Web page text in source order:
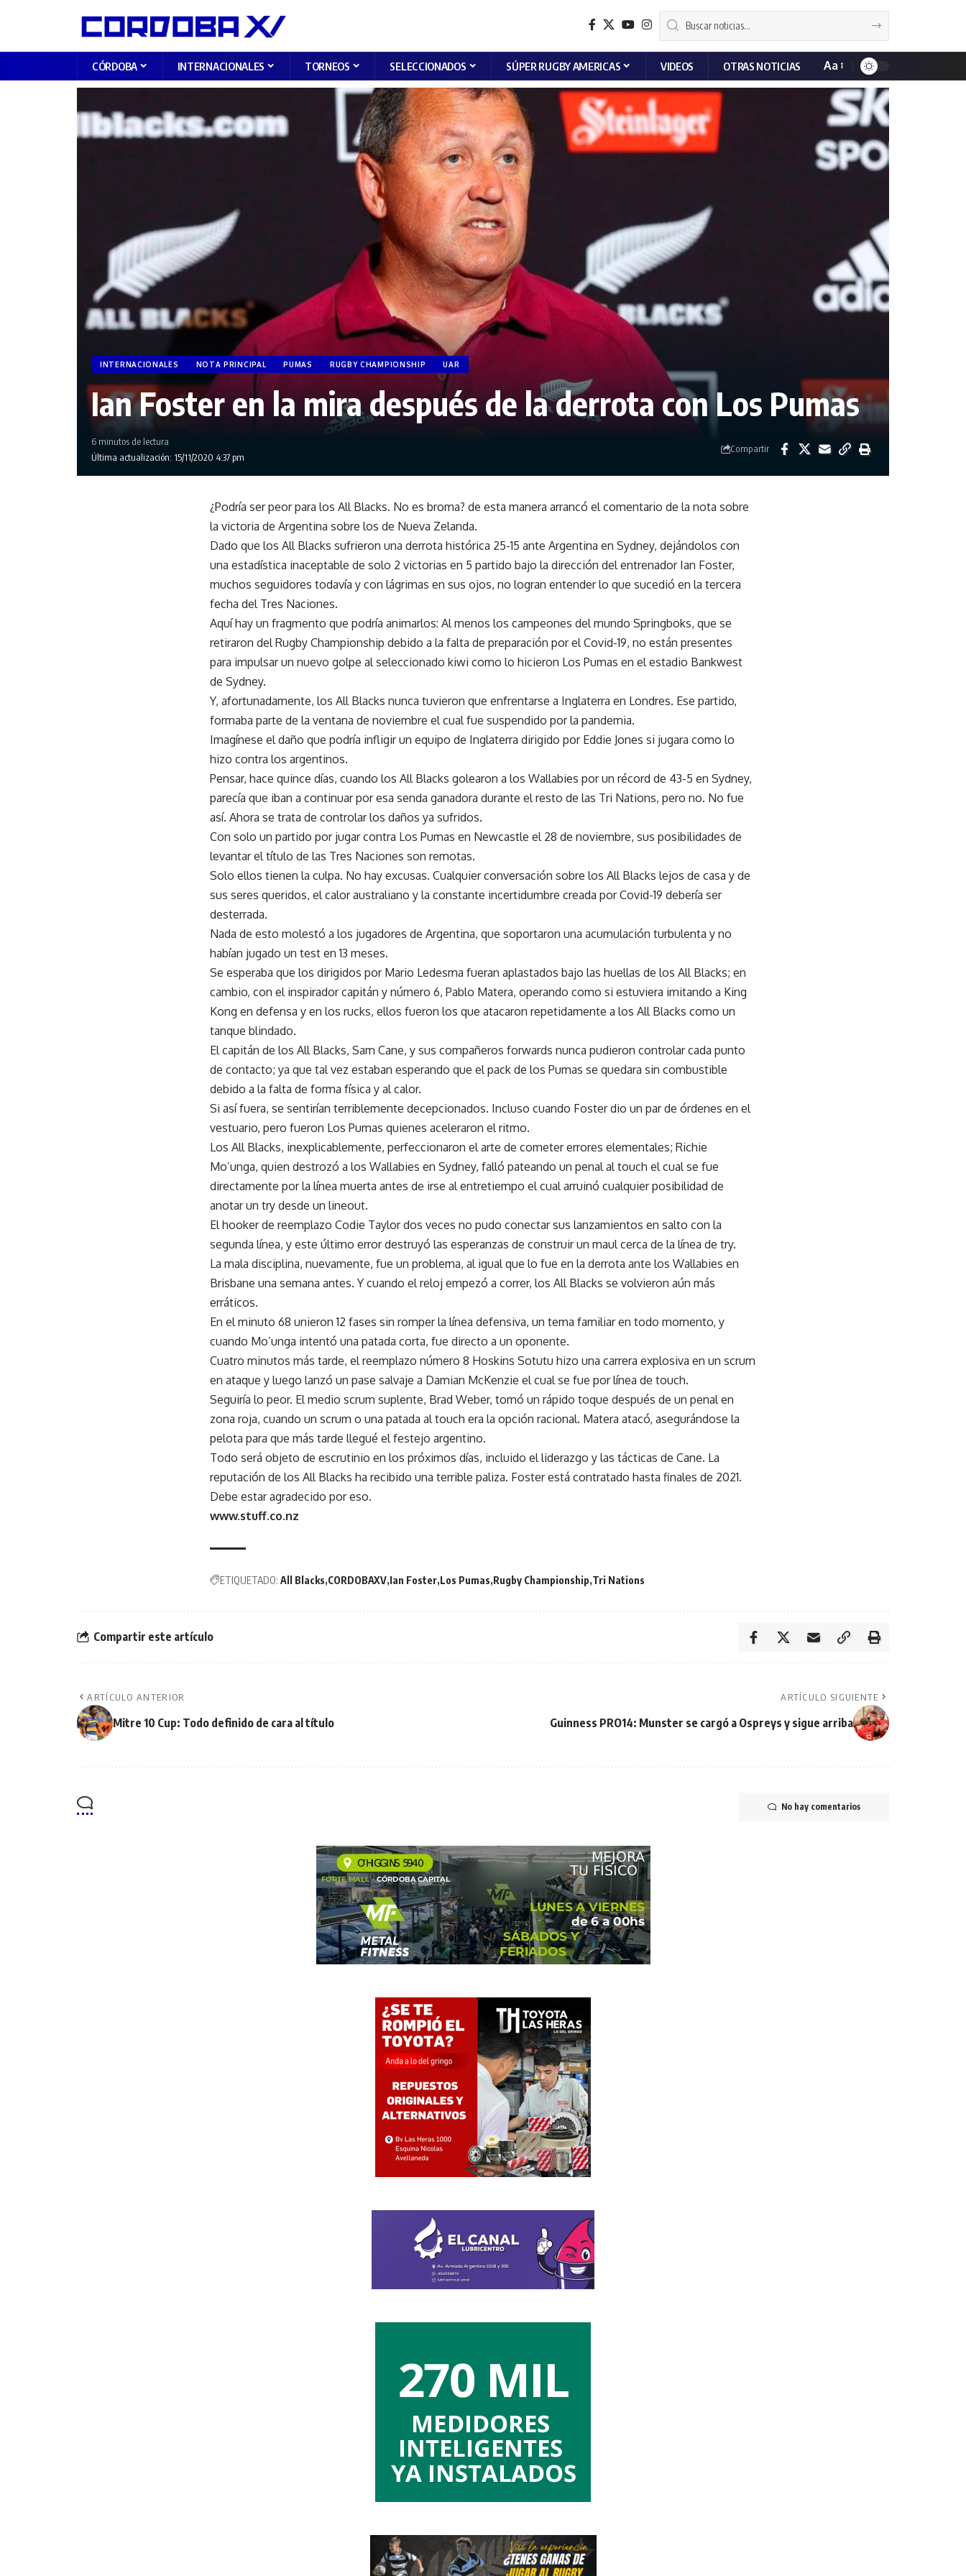
CÓRDOBA INTERNACIONALES TORNEOS SELECCIONADOS SÚPER RUGBY AMERICAS VIDEOS OTRAS NOTICIAS Aa
INTERNACIONALES NOTA PRINCIPAL PUMAS RUGBY CHAMPIONSHIP UAR
Ian Foster en la mira después de la derrota con Los Pumas
Última actualización: 15/11/2020 4:37 pm
6 minutos de lectura
Compartir
¿Podría ser peor para los All Blacks. No es broma? de esta manera arrancó el comentario de la nota sobre
la victoria de Argentina sobre los de Nueva Zelanda.
Dado que los All Blacks sufrieron una derrota histórica 25-15 ante Argentina en Sydney, dejándolos con
una estadística inaceptable de solo 2 victorias en 5 partido bajo la dirección del entrenador Ian Foster,
muchos seguidores todavía y con lágrimas en sus ojos, no logran entender lo que sucedió en la tercera
fecha del Tres Naciones.
Aquí hay un fragmento que podría animarlos: Al menos los campeones del mundo Springboks, que se
retiraron del Rugby Championship debido a la falta de preparación por el Covid-19, no están presentes
para impulsar un nuevo golpe al seleccionado kiwi como lo hicieron Los Pumas en el estadio Bankwest
de Sydney.
Y, afortunadamente, los All Blacks nunca tuvieron que enfrentarse a Inglaterra en Londres. Ese partido,
formaba parte de la ventana de noviembre el cual fue suspendido por la pandemia.
Imagínese el daño que podría infligir un equipo de Inglaterra dirigido por Eddie Jones si jugara como lo
hizo contra los argentinos.
Pensar, hace quince días, cuando los All Blacks golearon a los Wallabies por un récord de 43-5 en Sydney,
parecía que iban a continuar por esa senda ganadora durante el resto de las Tri Nations, pero no. No fue
así. Ahora se trata de controlar los daños ya sufridos.
Con solo un partido por jugar contra Los Pumas en Newcastle el 28 de noviembre, sus posibilidades de
levantar el título de las Tres Naciones son remotas.
Solo ellos tienen la culpa. No hay excusas. Cualquier conversación sobre los All Blacks lejos de casa y de
sus seres queridos, el calor australiano y la constante incertidumbre creada por Covid-19 debería ser
desterrada.
Nada de esto molestó a los jugadores de Argentina, que soportaron una acumulación turbulenta y no
habían jugado un test en 13 meses.
Se esperaba que los dirigidos por Mario Ledesma fueran aplastados bajo las huellas de los All Blacks; en
cambio, con el inspirador capitán y número 6, Pablo Matera, operando como si estuviera imitando a King
Kong en defensa y en los rucks, ellos fueron los que atacaron repetidamente a los All Blacks como un
tanque blindado.
El capitán de los All Blacks, Sam Cane, y sus compañeros forwards nunca pudieron controlar cada punto
de contacto; ya que tal vez estaban esperando que el pack de los Pumas se quedara sin combustible
debido a la falta de forma física y al calor.
Si así fuera, se sentirían terriblemente decepcionados. Incluso cuando Foster dio un par de órdenes en el
vestuario, pero fueron Los Pumas quienes aceleraron el ritmo.
Los All Blacks, inexplicablemente, perfeccionaron el arte de cometer errores elementales; Richie
Mo’unga, quien destrozó a los Wallabies en Sydney, falló pateando un penal al touch el cual se fue
directamente por la línea muerta antes de irse al entretiempo el cual arruinó cualquier posibilidad de
anotar un try desde un lineout.
El hooker de reemplazo Codie Taylor dos veces no pudo conectar sus lanzamientos en salto con la
segunda línea, y este último error destruyó las esperanzas de construir un maul cerca de la línea de try.
La mala disciplina, nuevamente, fue un problema, al igual que lo fue en la derrota ante los Wallabies en
Brisbane una semana antes. Y cuando el reloj empezó a correr, los All Blacks se volvieron aún más
erráticos.
En el minuto 68 unieron 12 fases sin romper la línea defensiva, un tema familiar en todo momento, y
cuando Mo’unga intentó una patada corta, fue directo a un oponente.
Cuatro minutos más tarde, el reemplazo número 8 Hoskins Sotutu hizo una carrera explosiva en un scrum
en ataque y luego lanzó un pase salvaje a Damian McKenzie el cual se fue por línea de touch.
Seguiría lo peor. El medio scrum suplente, Brad Weber, tomó un rápido toque después de un penal en
zona roja, cuando un scrum o una patada al touch era la opción racional. Matera atacó, asegurándose la
pelota para que más tarde llegué el festejo argentino.
Todo será objeto de escrutinio en los próximos días, incluido el liderazgo y las tácticas de Cane. La
reputación de los All Blacks ha recibido una terrible paliza. Foster está contratado hasta finales de 2021.
Debe estar agradecido por eso.
www.stuff.co.nz
ETIQUETADO: All Blacks CORDOBAXV Ian Foster Los Pumas Rugby Championship Tri Nations
Compartir este artículo
ARTÍCULO ANTERIOR
Mitre 10 Cup: Todo definido de cara al título
ARTÍCULO SIGUIENTE
Guinness PRO14: Munster se cargó a Ospreys y sigue arriba
No hay comentarios